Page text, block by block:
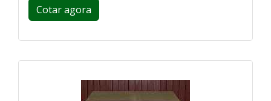
Cotar agora